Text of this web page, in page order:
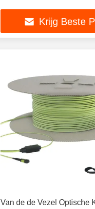
Krijg Beste
Van de de Vezel Optische